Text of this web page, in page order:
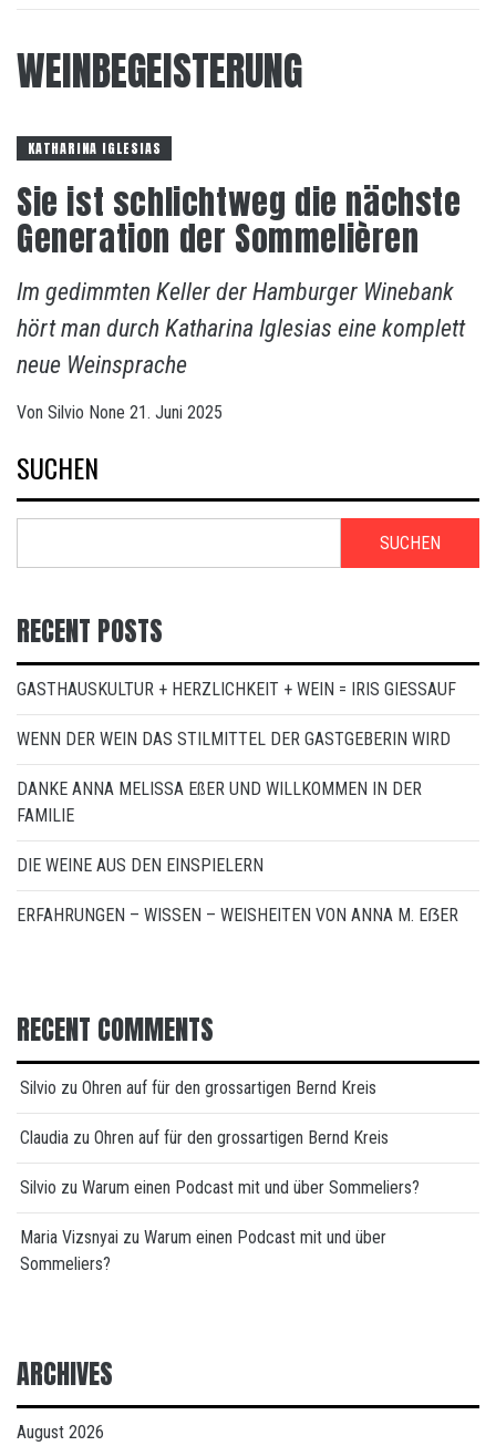
WEINBEGEISTERUNG
KATHARINA IGLESIAS
Sie ist schlichtweg die nächste
Generation der Sommelièren
Im gedimmten Keller der Hamburger Winebank
hört man durch Katharina Iglesias eine komplett
neue Weinsprache
Von Silvio None 21. Juni 2025
SUCHEN
SUCHEN
RECENT POSTS
GASTHAUSKULTUR + HERZLICHKEIT + WEIN = IRIS GIESSAUF
WENN DER WEIN DAS STILMITTEL DER GASTGEBERIN WIRD
DANKE ANNA MELISSA EßER UND WILLKOMMEN IN DER
FAMILIE
DIE WEINE AUS DEN EINSPIELERN
ERFAHRUNGEN – WISSEN – WEISHEITEN VON ANNA M. EẞER
RECENT COMMENTS
Silvio zu Ohren auf für den grossartigen Bernd Kreis
Claudia zu Ohren auf für den grossartigen Bernd Kreis
Silvio zu Warum einen Podcast mit und über Sommeliers?
Maria Vizsnyai zu Warum einen Podcast mit und über
Sommeliers?
ARCHIVES
August 2026